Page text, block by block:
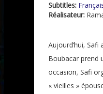
Subtitles:
Réalisateur:
Aujourd’hui,
Boubacar prend
occasion, Safi
« vieilles »